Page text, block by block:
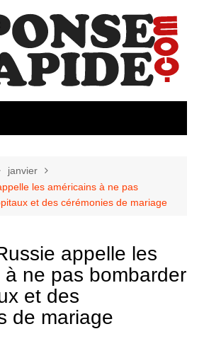
janvier
les américains à ne pas
et des cérémonies de mariage
appelle les
à ne pas bombarder
et des
de mariage